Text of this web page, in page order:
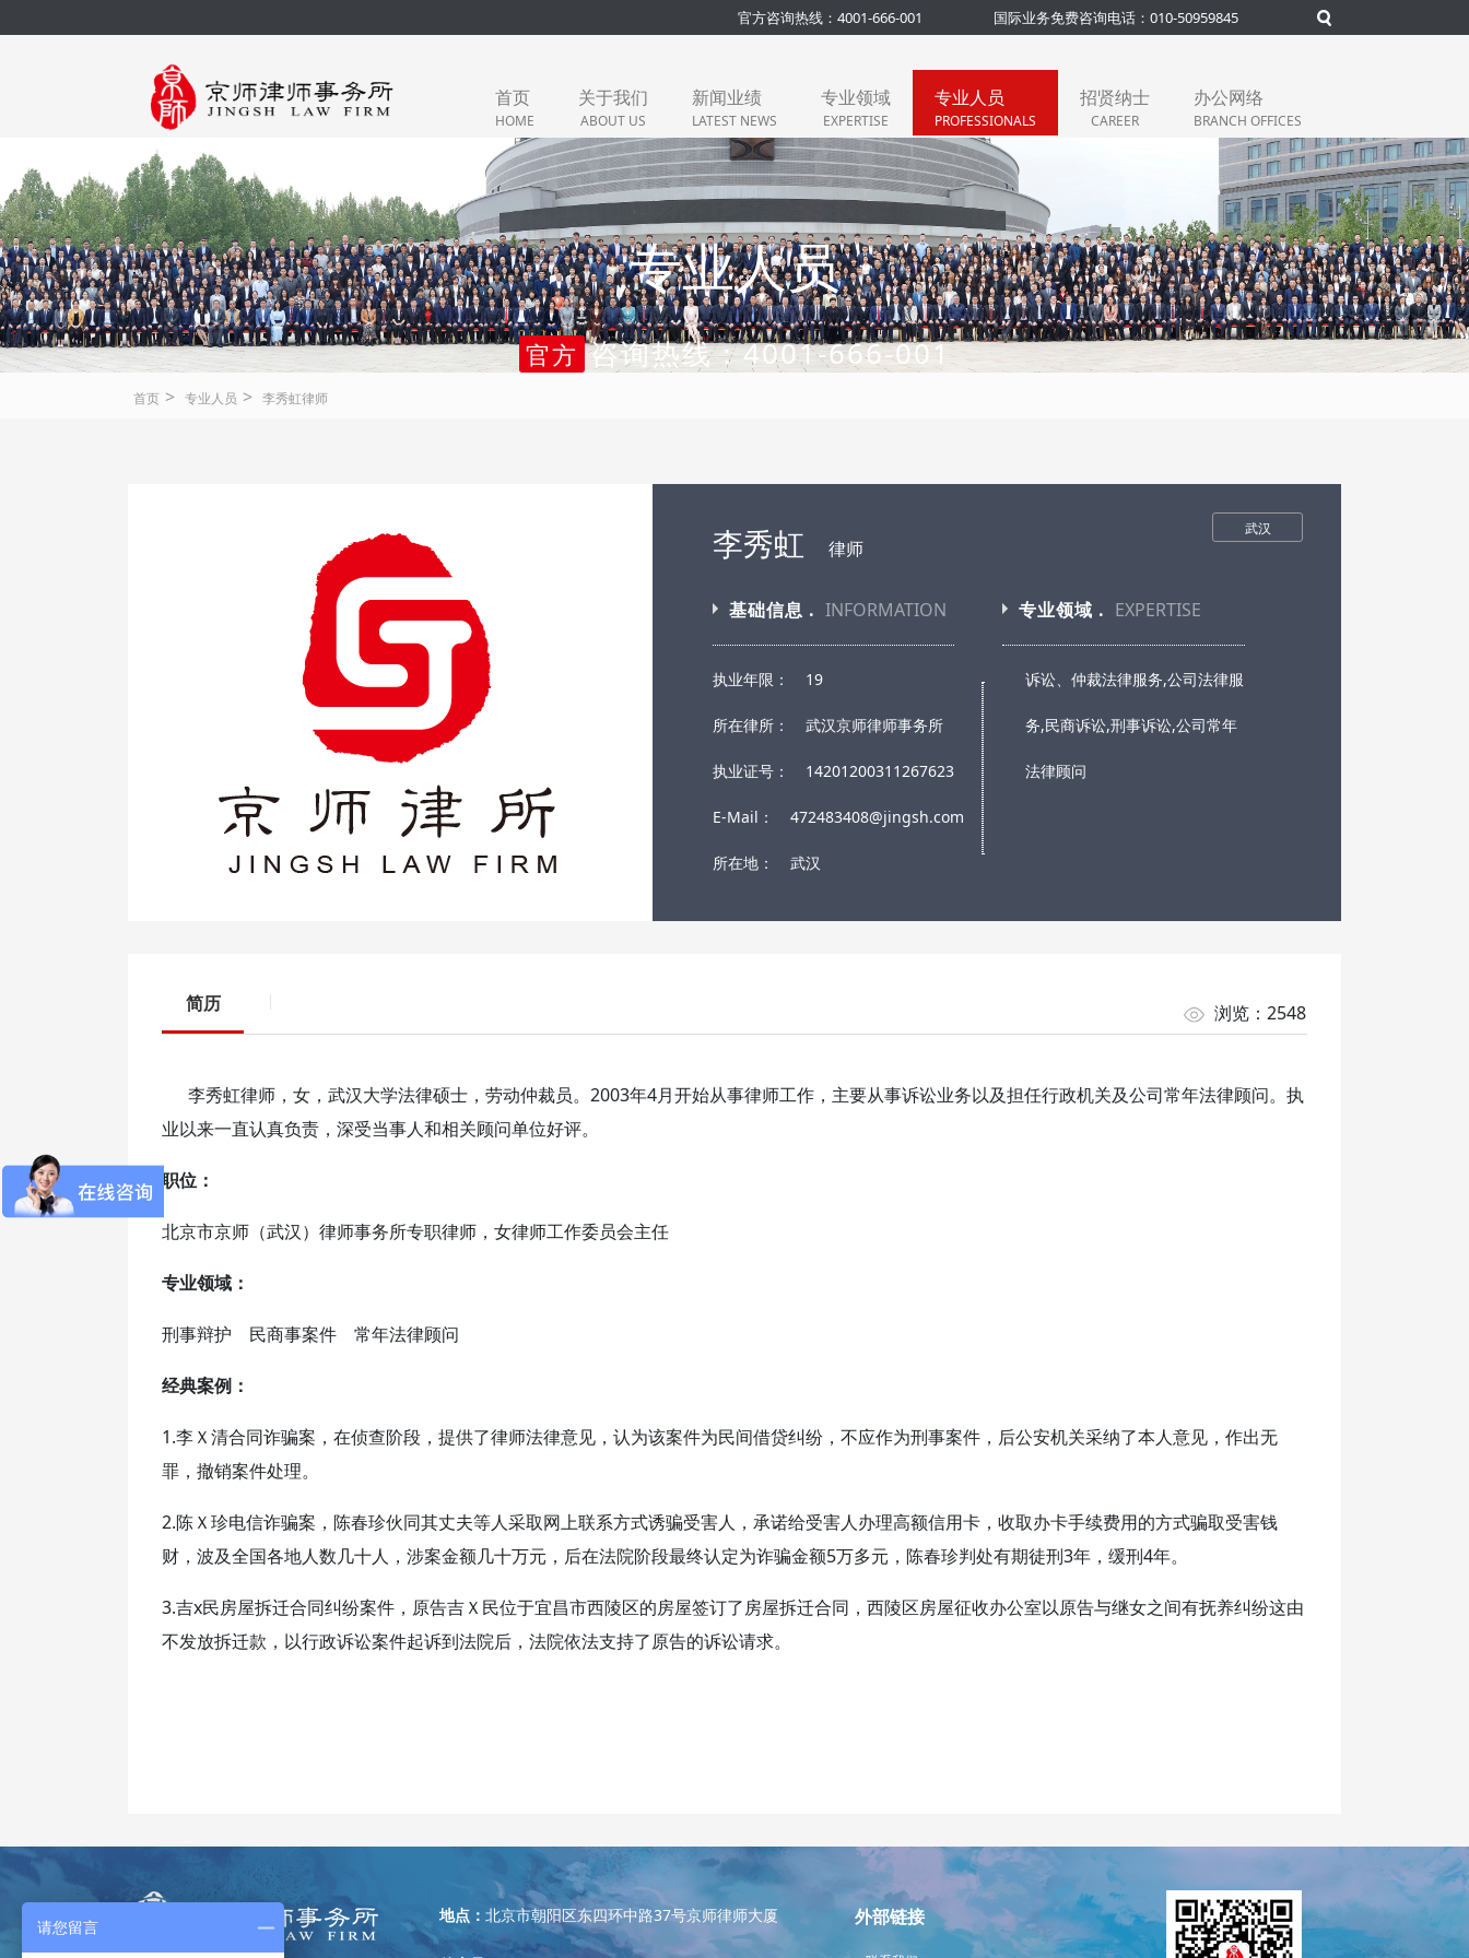
官方咨询热线：4001-666-001 国际业务免费咨询电话：010-50959845
首页
HOME
关于我们
ABOUT US
新闻业绩
LATEST NEWS
专业领域
EXPERTISE
专业人员
PROFESSIONALS
招贤纳士
CAREER
办公网络
BRANCH OFFICES
专业人员
官方 咨询热线：4001-666-001
首页 > 专业人员 > 李秀虹律师
李秀虹 律师
武汉
基础信息 . INFORMATION 专业领域 . EXPERTISE
执业年限： 19
所在律所： 武汉京师律师事务所
执业证号： 14201200311267623
E-Mail： 472483408@jingsh.com
所在地： 武汉
诉讼、仲裁法律服务,公司法律服
务,民商诉讼,刑事诉讼,公司常年
法律顾问
简历 浏览：2548
李秀虹律师，女，武汉大学法律硕士，劳动仲裁员。2003年4月开始从事律师工作，主要从事诉讼业务以及担任行政机关及公司常年法律顾问。执
业以来一直认真负责，深受当事人和相关顾问单位好评。
职位：
北京市京师（武汉）律师事务所专职律师，女律师工作委员会主任
专业领域：
刑事辩护 民商事案件 常年法律顾问
经典案例：
1.李Ｘ清合同诈骗案，在侦查阶段，提供了律师法律意见，认为该案件为民间借贷纠纷，不应作为刑事案件，后公安机关采纳了本人意见，作出无
罪，撤销案件处理。
2.陈Ｘ珍电信诈骗案，陈春珍伙同其丈夫等人采取网上联系方式诱骗受害人，承诺给受害人办理高额信用卡，收取办卡手续费用的方式骗取受害钱
财，波及全国各地人数几十人，涉案金额几十万元，后在法院阶段最终认定为诈骗金额5万多元，陈春珍判处有期徒刑3年，缓刑4年。
3.吉x民房屋拆迁合同纠纷案件，原告吉Ｘ民位于宜昌市西陵区的房屋签订了房屋拆迁合同，西陵区房屋征收办公室以原告与继女之间有抚养纠纷这由
不发放拆迁款，以行政诉讼案件起诉到法院后，法院依法支持了原告的诉讼请求。
地点： 北京市朝阳区东四环中路37号京师律师大厦 外部链接
请您留言